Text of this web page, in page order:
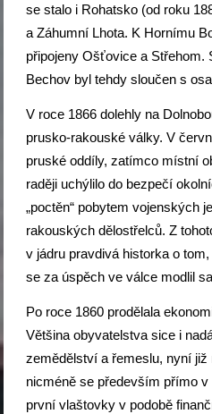
se stalo i Rohatsko (od roku
a Záhumní Lhota. K Hornímu
připojeny Ošťovice a Střehom.
Bechov byl tehdy sloučen s
V roce 1866 dolehly na
prusko-rakouské války. V
pruské oddíly, zatímco místní
raději uchýlilo do bezpečí
„poctěn“ pobytem vojenských
rakouských dělostřelců. Z
v jádru pravdivá historka o
se za úspěch ve válce modlil
Po roce 1860 prodělala
Většina obyvatelstva sice i
zemědělství a řemeslu, nyní již
nicméně se především přímo
první vlaštovky v podobě